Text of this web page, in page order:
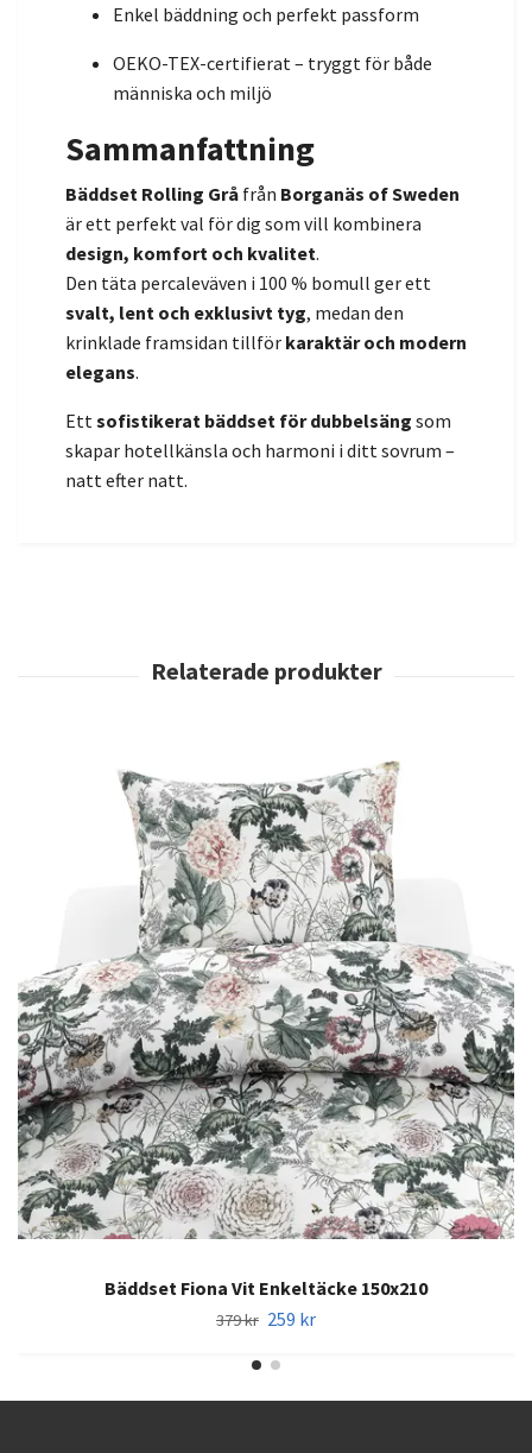
Enkel bäddning och perfekt passform
OEKO-TEX-certifierat – tryggt för både
människa och miljö
Sammanfattning
Bäddset Rolling Grå från Borganäs of Sweden
är ett perfekt val för dig som vill kombinera
design, komfort och kvalitet.
Den täta percaleväven i 100 % bomull ger ett
svalt, lent och exklusivt tyg, medan den
krinklade framsidan tillför karaktär och modern
elegans.
Ett sofistikerat bäddset för dubbelsäng som
skapar hotellkänsla och harmoni i ditt sovrum –
natt efter natt.
Bäddset Fiona Vit Enkeltäcke 150x210
379 kr 259 kr